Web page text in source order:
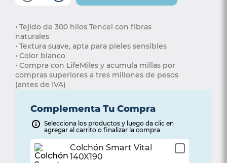
• Tejido de 300 hilos Tencel con fibras
naturales
• Textura suave, apta para pieles sensibles
• Color blanco
• Compra con LifeMiles y acumula millas por
compras superiores a tres millones de pesos
(antes de IVA)
Complementa Tu Compra
Selecciona los productos y luego da clic en
agregar al carrito o finalizar la compra
Colchón Smart Vital
140X190
¡Listo!